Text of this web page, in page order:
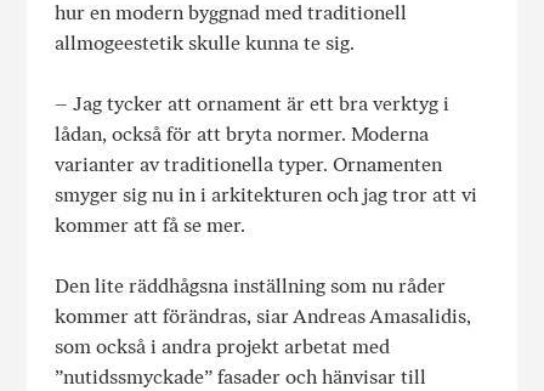
hur en modern byggnad med traditionell
allmogeestetik skulle kunna te sig.
– Jag tycker att ornament är ett bra verktyg i
lådan, också för att bryta normer. Moderna
varianter av traditionella typer. Ornamenten
smyger sig nu in i arkitekturen och jag tror att vi
kommer att få se mer.
Den lite räddhågsna inställning som nu råder
kommer att förändras, siar Andreas Amasalidis,
som också i andra projekt arbetat med
”nutidssmyckade” fasader och hänvisar till